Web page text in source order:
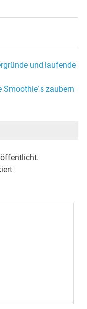
und laufende
Smoothie´s zaubern